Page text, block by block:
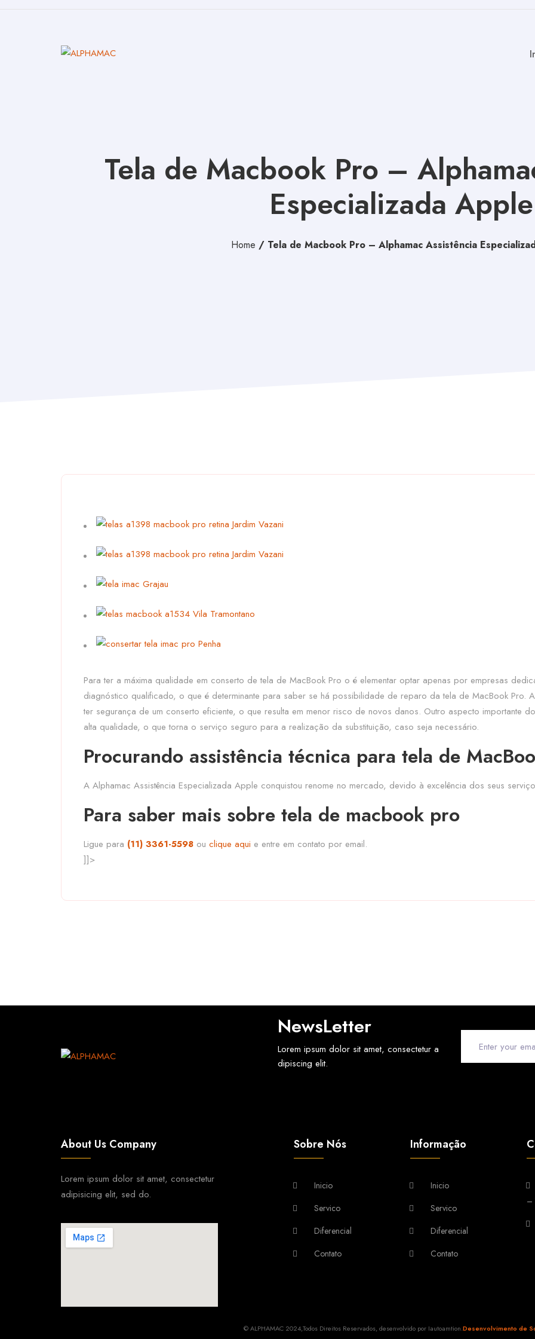
Tela de Macbook Pro –
Especializada Apple
Home / Tela de Macbook Pro – Alphamac Assistência
Para ter a máxima qualidade em conserto de tela de MacBook Pro o é elementar optar apenas por empresas
diagnóstico qualificado, o que é determinante para saber se há possibilidade de reparo da tela de MacBook Pro.
ter segurança de um conserto eficiente, o que resulta em menor risco de novos danos. Outro aspecto importante
alta qualidade, o que torna o serviço seguro para a realização da substituição, caso seja necessário.
Procurando assistência técnica para tela de
A Alphamac Assistência Especializada Apple conquistou renome no mercado, devido à excelência dos seus
Para saber mais sobre tela de macbook pro
Ligue para (11) 3361-5598 ou clique aqui e entre em contato por email.
]]>
NewsLetter
Lorem ipsum dolor sit amet, consectetur a
dipiscing elit.
About Us Company
Lorem ipsum dolor sit amet, consectetur
adipisicing elit, sed do.
Sobre Nós
Inicio
Servico
Diferencial
Contato
Informação
Inicio
Servico
Diferencial
Contato
–
© ALPHAMAC 2024,Todos Direitos Reservados, desenvolvido por Iautoamtion.Desenvolvimento de